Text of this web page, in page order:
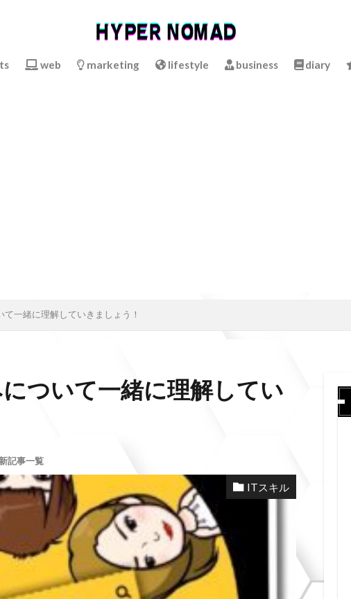
web marketing lifestyle business diary
一緒に理解していきましょう！
ついて一緒に理解してい
記事一覧
ITスキル